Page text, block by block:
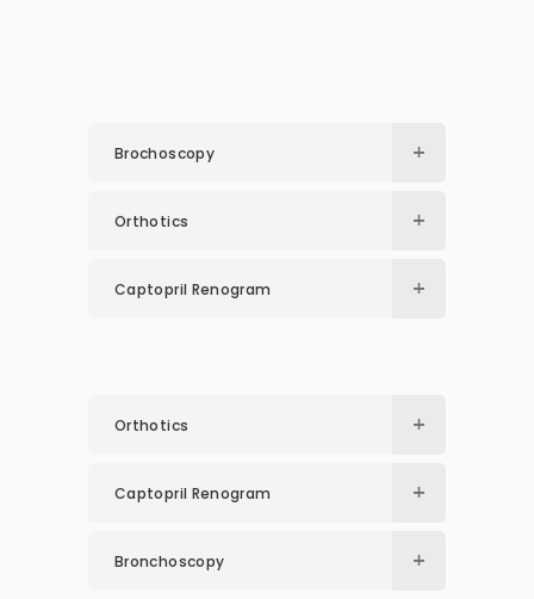
Brochoscopy
Orthotics
Captopril Renogram
Orthotics
Captopril Renogram
Bronchoscopy